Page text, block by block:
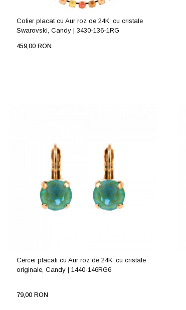
Colier placat cu Aur roz de 24K, cu cristale
Swarovski, Candy | 3430-136-1RG
459,00 RON
Cercei placati cu Aur roz de 24K, cu cristale
originale, Candy | 1440-146RG6
79,00 RON